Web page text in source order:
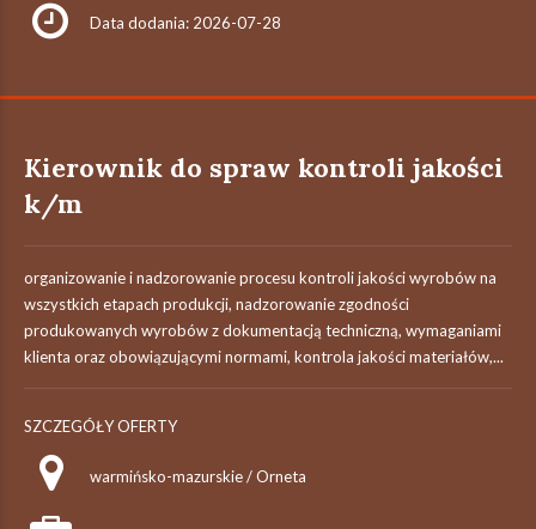
Data dodania: 2026-07-28
Kierownik do spraw kontroli jakości
k/m
organizowanie i nadzorowanie procesu kontroli jakości wyrobów na
wszystkich etapach produkcji, nadzorowanie zgodności
produkowanych wyrobów z dokumentacją techniczną, wymaganiami
klienta oraz obowiązującymi normami, kontrola jakości materiałów,...
SZCZEGÓŁY OFERTY
warmińsko-mazurskie / Orneta